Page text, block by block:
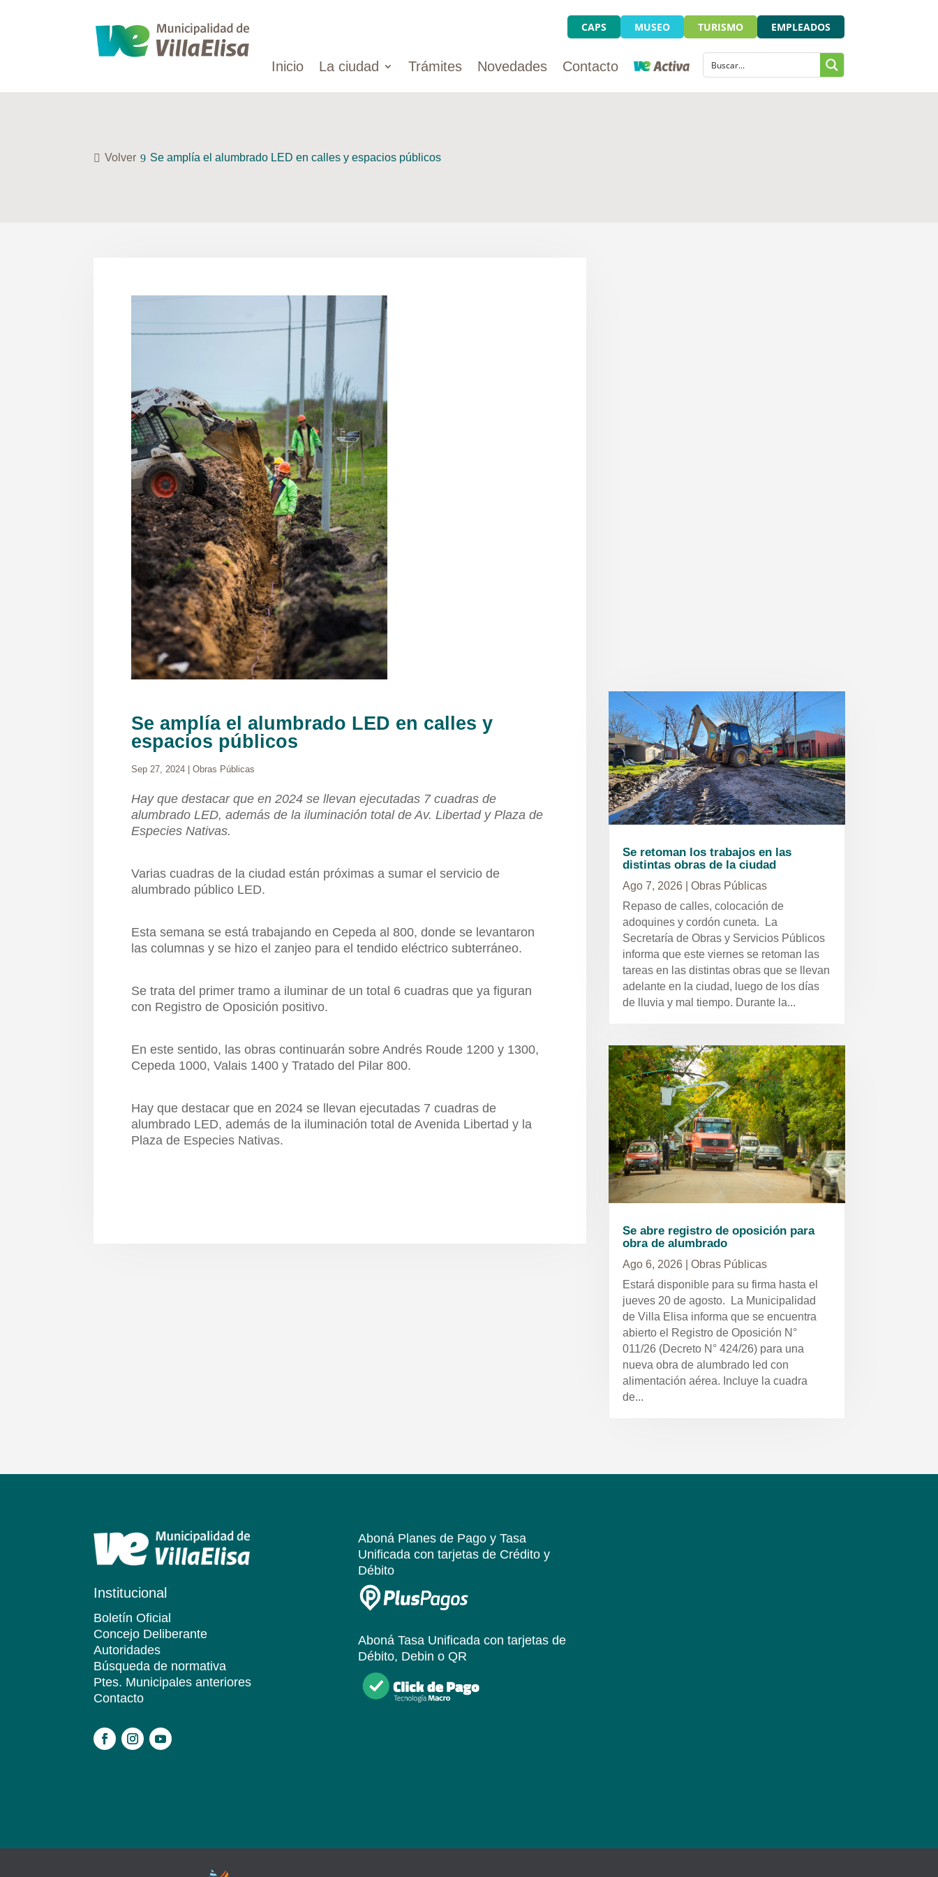
CAPS MUSEO TURISMO EMPLEADOS
Inicio La ciudad Trámites Novedades Contacto
Volver Se amplía el alumbrado LED en calles y espacios públicos
Se amplía el alumbrado LED en calles y
espacios públicos
Sep 27, 2024 |Obras Públicas
Hay que destacar que en 2024 se llevan ejecutadas 7 cuadras de
alumbrado LED, además de la iluminación total de Av. Libertad y Plaza de
Especies Nativas.
Varias cuadras de la ciudad están próximas a sumar el servicio de
alumbrado público LED.
Esta semana se está trabajando en Cepeda al 800, donde se levantaron
las columnas y se hizo el zanjeo para el tendido eléctrico subterráneo.
Se trata del primer tramo a iluminar de un total 6 cuadras que ya figuran
con Registro de Oposición positivo.
En este sentido, las obras continuarán sobre Andrés Roude 1200 y 1300,
Cepeda 1000, Valais 1400 y Tratado del Pilar 800.
Hay que destacar que en 2024 se llevan ejecutadas 7 cuadras de
alumbrado LED, además de la iluminación total de Avenida Libertad y la
Plaza de Especies Nativas.
Se retoman los trabajos en las
distintas obras de la ciudad
Ago 7, 2026| Obras Públicas
Repaso de calles, colocación de
adoquines y cordón cuneta. La
Secretaría de Obras y Servicios Públicos
informa que este viernes se retoman las
tareas en las distintas obras que se llevan
adelante en la ciudad, luego de los días
de lluvia y mal tiempo. Durante la...
Se abre registro de oposición para
obra de alumbrado
Ago 6, 2026| Obras Públicas
Estará disponible para su firma hasta el
jueves 20 de agosto. La Municipalidad
de Villa Elisa informa que se encuentra
abierto el Registro de Oposición N°
011/26 (Decreto N° 424/26) para una
nueva obra de alumbrado led con
alimentación aérea. Incluye la cuadra
de...
Institucional
Boletín Oficial
Concejo Deliberante
Autoridades
Búsqueda de normativa
Ptes. Municipales anteriores
Contacto
Aboná Planes de Pago y Tasa
Unificadacon tarjetas de Crédito y
Débito
Aboná Tasa Unificadacon tarjetas de
Débito, Debin o QR